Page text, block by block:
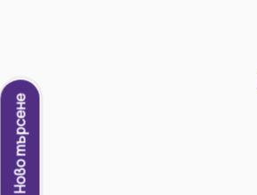
Ново търсене